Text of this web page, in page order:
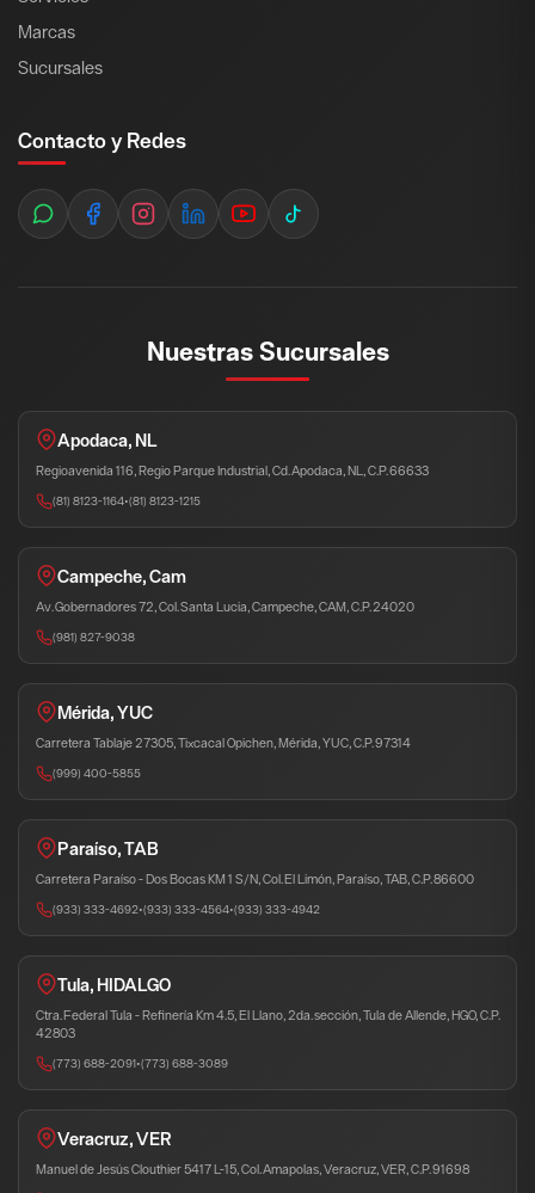
Marcas
Sucursales
Contacto y Redes
Nuestras Sucursales
Apodaca, NL
Regioavenida 116, Regio Parque Industrial, Cd. Apodaca, NL, C.P. 66633
(81) 8123-1164•(81) 8123-1215
Campeche, Cam
Av. Gobernadores 72, Col. Santa Lucia, Campeche, CAM, C.P. 24020
(981) 827-9038
Mérida, YUC
Carretera Tablaje 27305, Tixcacal Opichen, Mérida, YUC, C.P. 97314
(999) 400-5855
Paraíso, TAB
Carretera Paraíso - Dos Bocas KM 1 S/N, Col. El Limón, Paraíso, TAB, C.P. 86600
(933) 333-4692•(933) 333-4564•(933) 333-4942
Tula, HIDALGO
Ctra. Federal Tula - Refinería Km 4.5, El Llano, 2da. sección, Tula de Allende, HGO, C.P.
42803
(773) 688-2091•(773) 688-3089
Veracruz, VER
Manuel de Jesús Clouthier 5417 L-15, Col. Amapolas, Veracruz, VER, C.P. 91698